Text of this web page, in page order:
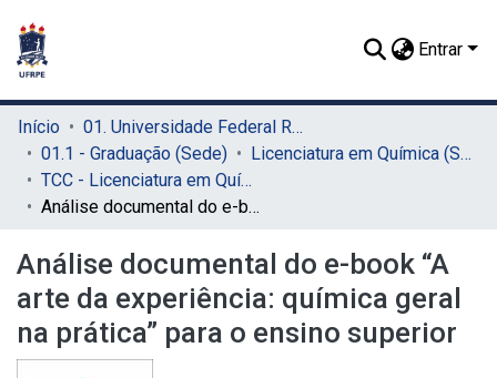
Entrar
Início
01. Universidade Federal Rural de Pernambuco - UFRPE (Sede)
01.1 - Graduação (Sede)
Licenciatura em Química (Sede)
TCC - Licenciatura em Química (Sede)
Análise documental do e-book “A arte da experiência: química geral na prática” para o ensino superior
Análise documental do e-book “A
arte da experiência: química geral
na prática” para o ensino superior